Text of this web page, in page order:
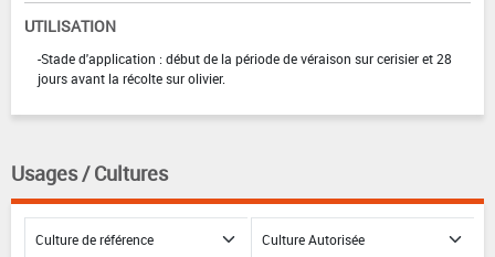
UTILISATION
-Stade d'application : début de la période de véraison sur cerisier et 28
jours avant la récolte sur olivier.
Usages / Cultures